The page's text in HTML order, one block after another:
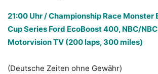
21:00 Uhr / Championship Race Monster
Cup Series Ford EcoBoost 400, NBC/
Motorvision TV (200 laps, 300 miles)
(Deutsche Zeiten ohne Gewähr)